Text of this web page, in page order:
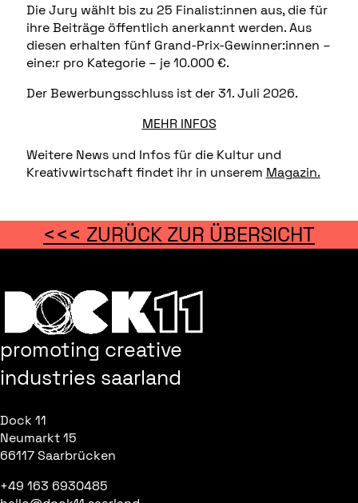
Die Jury wählt bis zu 25 Finalist:innen aus, die für
ihre Beiträge öffentlich anerkannt werden. Aus
diesen erhalten fünf Grand-Prix-Gewinner:innen –
eine:r pro Kategorie – je 10.000 €.
Der Bewerbungsschluss ist der 31. Juli 2026.
MEHR INFOS
Weitere News und Infos für die Kultur und
Kreativwirtschaft findet ihr in unserem Magazin.
<<< ZURÜCK ZUR ÜBERSICHT
promoting creative
industries saarland
Dock 11
Neumarkt 15
66117 Saarbrücken
+49 163 6930485